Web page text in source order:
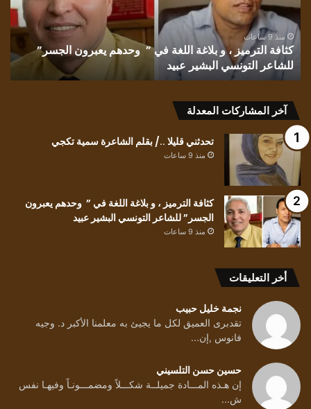
اللغة
في
” وحدهم
يعبرون
الجسر”
للشاعر
البشير
عبيد
منذ 9 ساعات
كثافة الترميز ، و بلاغة اللغة في ” وحدهم يعبرون الجسر”
للشاعر التونسي البشير عبيد
آخر المشاركات المعدلة
تحدثني قليلا ../ بقلم الشاعرة سمية تكجي
منذ 9 ساعات
كثافة الترميز ، و بلاغة اللغة في ” وحدهم يعبرون
الجسر” للشاعر التونسي البشير عبيد
منذ 9 ساعات
أخر التعليقات
نجمة خليل حبيب
تقدبرى العميق لكل ما يجيئ به معلمنا الأكبر د. وجيه
فانوس ,إن...
حسين حسن التلسيني
إن هـذه المـــادة جميلــة شكـــلاً ومضمـــونـاً وفيهـا نفس
ش...